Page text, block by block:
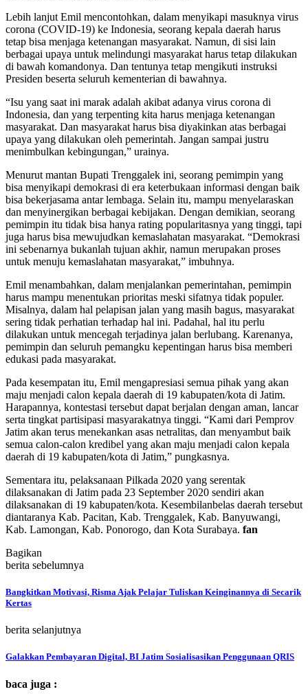
Lebih lanjut Emil mencontohkan, dalam menyikapi masuknya virus
corona (COVID-19) ke Indonesia, seorang kepala daerah harus
tetap bisa menjaga ketenangan masyarakat. Namun, di sisi lain
berbagai upaya untuk melindungi masyarakat harus tetap dilakukan
di bawah komandonya. Dan tentunya tetap mengikuti instruksi
Presiden beserta seluruh kementerian di bawahnya.
“Isu yang saat ini marak adalah akibat adanya virus corona di
Indonesia, dan yang terpenting kita harus menjaga ketenangan
masyarakat. Dan masyarakat harus bisa diyakinkan atas berbagai
upaya yang dilakukan oleh pemerintah. Jangan sampai justru
menimbulkan kebingungan,” urainya.
Menurut mantan Bupati Trenggalek ini, seorang pemimpin yang
bisa menyikapi demokrasi di era keterbukaan informasi dengan baik
bisa bekerjasama antar lembaga. Selain itu, mampu menyelaraskan
dan menyinergikan berbagai kebijakan. Dengan demikian, seorang
pemimpin itu tidak bisa hanya rating popularitasnya yang tinggi, tapi
juga harus bisa mewujudkan kemaslahatan masyarakat. “Demokrasi
ini sebenarnya bukanlah tujuan akhir, namun merupakan proses
untuk menuju kemaslahatan masyarakat,” imbuhnya.
Emil menambahkan, dalam menjalankan pemerintahan, pemimpin
harus mampu menentukan prioritas meski sifatnya tidak populer.
Misalnya, dalam hal pelapisan jalan yang masih bagus, masyarakat
sering tidak perhatian terhadap hal ini. Padahal, hal itu perlu
dilakukan untuk mencegah terjadinya jalan berlubang. Karenanya,
pemimpin dan seluruh pemangku kepentingan harus bisa memberi
edukasi pada masyarakat.
Pada kesempatan itu, Emil mengapresiasi semua pihak yang akan
maju menjadi calon kepala daerah di 19 kabupaten/kota di Jatim.
Harapannya, kontestasi tersebut dapat berjalan dengan aman, lancar
serta tingkat partisipasi masyarakatnya tinggi. “Kami dari Pemprov
Jatim akan terus menekankan asas netralitas, dan menyambut baik
semua calon-calon kredibel yang akan maju menjadi calon kepala
daerah di 19 kabupaten/kota di Jatim,” pungkasnya.
Sementara itu, pelaksanaan Pilkada 2020 yang serentak
dilaksanakan di Jatim pada 23 September 2020 sendiri akan
dilaksanakan di 19 kabupaten/kota. Kesembilanbelas daerah tersebut
diantaranya Kab. Pacitan, Kab. Trenggalek, Kab. Banyuwangi,
Kab. Lamongan, Kab. Ponorogo, dan Kota Surabaya. fan
Bagikan
berita sebelumnya
Bangkitkan Motivasi, Risma Ajak Pelajar Tuliskan Keinginannya di Secarik
Kertas
berita selanjutnya
Galakkan Pembayaran Digital, BI Jatim Sosialisasikan Penggunaan QRIS
baca juga :